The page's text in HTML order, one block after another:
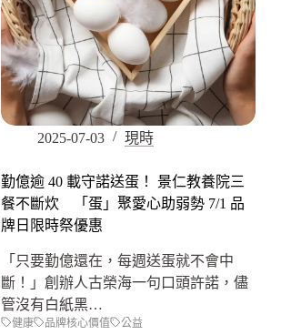
2025-07-03 現時
勤億逾 40 載守諾送蛋！ 景仁教養院三
餐不斷炊 「蛋」聚愛心助弱勢 7/1 品
牌日限時祭優惠
「只要勤億還在，每週送蛋就不會中
斷！」創辦人古榮海一句口頭許諾，儘
管沒有白紙黑…
健康 品牌核心價值 公益